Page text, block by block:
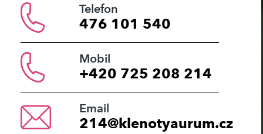
Telefon
476 101 540
Mobil
+420 725 208 214
Email
214@klenotyaurum.cz